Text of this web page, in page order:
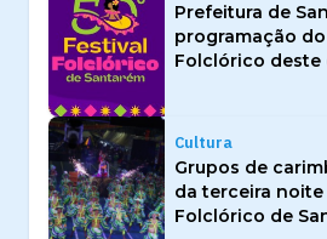
Prefeitura de
programação
Folclórico deste
Cultura
Grupos de
da terceira noite
Folclórico de